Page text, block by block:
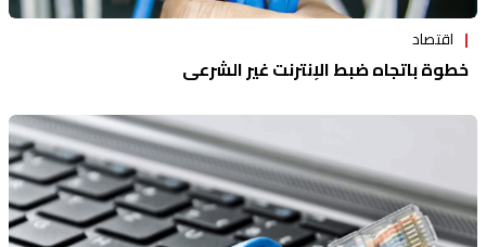
اقتصاد
خطوة باتجاه ضبط الإنترنت غير الشرعي